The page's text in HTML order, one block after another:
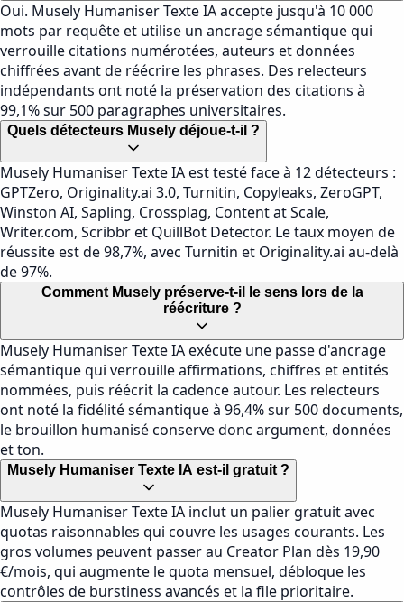
Oui. Musely Humaniser Texte IA accepte jusqu'à 10 000
mots par requête et utilise un ancrage sémantique qui
verrouille citations numérotées, auteurs et données
chiffrées avant de réécrire les phrases. Des relecteurs
indépendants ont noté la préservation des citations à
99,1% sur 500 paragraphes universitaires.
Quels détecteurs Musely déjoue-t-il ?
Musely Humaniser Texte IA est testé face à 12 détecteurs :
GPTZero, Originality.ai 3.0, Turnitin, Copyleaks, ZeroGPT,
Winston AI, Sapling, Crossplag, Content at Scale,
Writer.com, Scribbr et QuillBot Detector. Le taux moyen de
réussite est de 98,7%, avec Turnitin et Originality.ai au-delà
de 97%.
Comment Musely préserve-t-il le sens lors de la
réécriture ?
Musely Humaniser Texte IA exécute une passe d'ancrage
sémantique qui verrouille affirmations, chiffres et entités
nommées, puis réécrit la cadence autour. Les relecteurs
ont noté la fidélité sémantique à 96,4% sur 500 documents,
le brouillon humanisé conserve donc argument, données
et ton.
Musely Humaniser Texte IA est-il gratuit ?
Musely Humaniser Texte IA inclut un palier gratuit avec
quotas raisonnables qui couvre les usages courants. Les
gros volumes peuvent passer au Creator Plan dès 19,90
€/mois, qui augmente le quota mensuel, débloque les
contrôles de burstiness avancés et la file prioritaire.